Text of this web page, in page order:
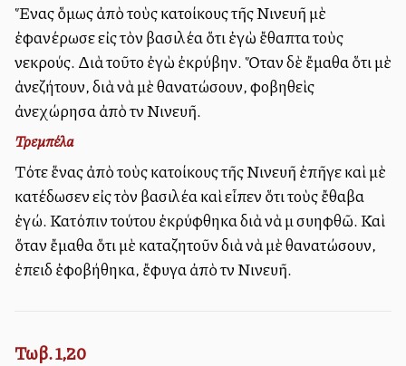
Ἕνας ὅμως ἀπὸ τοὺς κατοίκους τῆς Νινευῆ μὲ
ἐφανέρωσε εἰς τὸν βασιλέα ὅτι ἐγὼ ἔθαπτα τοὺς
νεκρούς. Διὰ τοῦτο ἐγὼ ἐκρύβην. Ὅταν δὲ ἔμαθα ὅτι μὲ
ἀνεζήτουν, διὰ νὰ μὲ θανατώσουν, φοβηθεὶς
ἀνεχώρησα ἀπὸ τὴν Νινευῆ.
Τρεμπέλα
Τότε ἕνας ἀπὸ τοὺς κατοίκους τῆς Νινευῆ ἐπῆγε καὶ μὲ
κατέδωσεν εἰς τὸν βασιλέα καὶ εἶπεν ὅτι τοὺς ἔθαβα
ἐγώ. Κατόπιν τούτου ἐκρύφθηκα διὰ νὰ μὴ συλληφθῶ. Καὶ
ὅταν ἔμαθα ὅτι μὲ καταζητοῦν διὰ νὰ μὲ θανατώσουν,
ἐπειδὴ ἐφοβήθηκα, ἔφυγα ἀπὸ τὴν Νινευῆ.
Τωβ. 1,20